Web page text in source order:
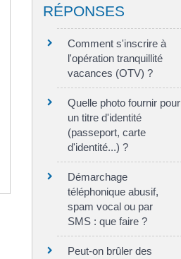
RÉPONSES
Comment s'inscrire à
l'opération tranquillité
vacances (OTV) ?
Quelle photo fournir pour
un titre d'identité
(passeport, carte
d'identité...) ?
Démarchage
téléphonique abusif,
spam vocal ou par
SMS : que faire ?
Peut-on brûler des